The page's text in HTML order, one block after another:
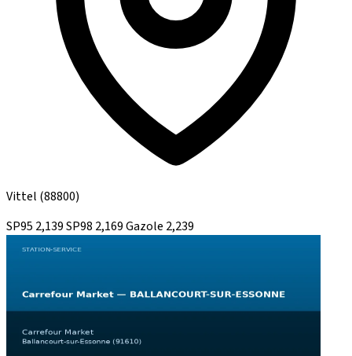
Vittel (88800)
SP95 2,139SP98 2,169Gazole 2,239